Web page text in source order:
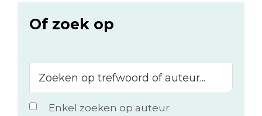
Of zoek op
op
trefwoord
ofEnkel zoeken op auteur